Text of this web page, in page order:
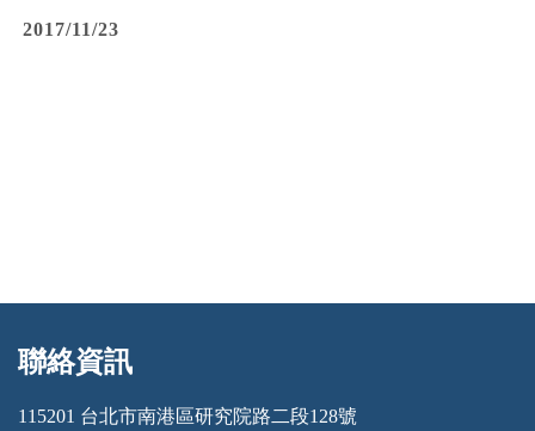
2017/11/23
:::
聯絡資訊
115201 台北市南港區研究院路二段128號